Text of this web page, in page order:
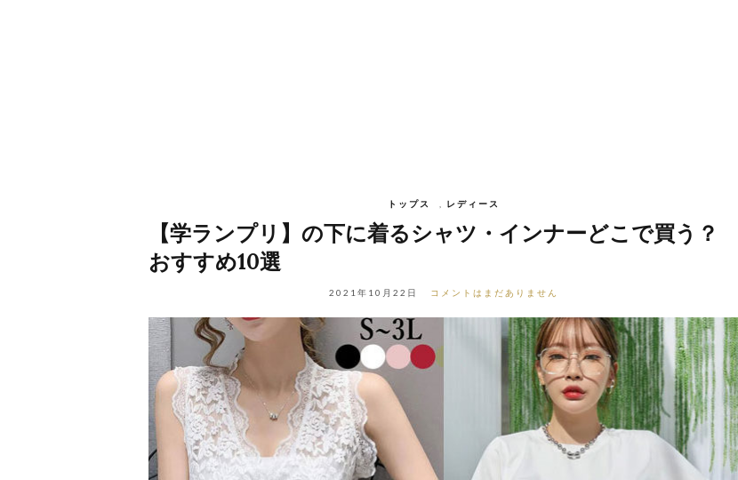
トップス レディース
【学ランプリ】の下に着るシャツ・インナーどこで買う？
おすすめ10選
2021年10月22日 コメントはまだありません